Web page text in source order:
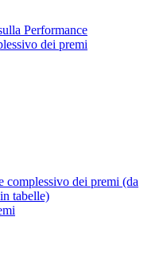
Performance
dei premi
complessivo dei premi (da
tabelle)